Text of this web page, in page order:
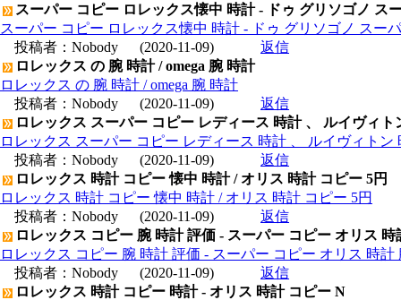
スーパー コピー ロレックス懐中 時計 - ドゥ グリソゴノ ス
スーパー コピー ロレックス懐中 時計 - ドゥ グリソゴノ スー
投稿者： Nobody (2020-11-09)
返信
ロレックス の 腕 時計 / omega 腕 時計
ロレックス の 腕 時計 / omega 腕 時計
投稿者： Nobody (2020-11-09)
返信
ロレックス スーパー コピー レディース 時計 、 ルイヴィ
ロレックス スーパー コピー レディース 時計 、 ルイヴィト
投稿者： Nobody (2020-11-09)
返信
ロレックス 時計 コピー 懐中 時計 / オリス 時計 コピー 5円
ロレックス 時計 コピー 懐中 時計 / オリス 時計 コピー 5円
投稿者： Nobody (2020-11-09)
返信
ロレックス コピー 腕 時計 評価 - スーパー コピー オリス 時
ロレックス コピー 腕 時計 評価 - スーパー コピー オリス 時計
投稿者： Nobody (2020-11-09)
返信
ロレックス 時計 コピー 時計 - オリス 時計 コピー N